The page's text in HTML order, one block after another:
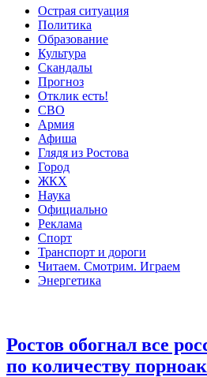
Острая ситуация
Политика
Образование
Культура
Скандалы
Прогноз
Отклик есть!
СВО
Армия
Афиша
Глядя из Ростова
Город
ЖКХ
Наука
Официально
Реклама
Спорт
Транспорт и дороги
Читаем. Смотрим. Играем
Энергетика
Ростов обогнал все
по количеству